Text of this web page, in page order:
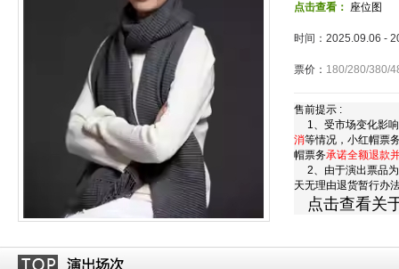
点击查看： 座位图
时间：2025.09.06 -
票价： 180/280/380/
售前提示 :
1、受市场变化影响
消等情况，小红帽票
帽票务承诺全额退款
2、由于演出票品为
天无理由退货暂行办
点击查看关